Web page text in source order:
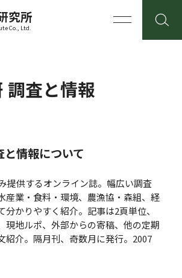
究所
Co., Ltd.
調査と情報
と情報について
提供するオンライン誌。幅広い調査
産業・食料・環境、農漁協・森組、経
分かりやすく紹介。記事は2頁単位、
現地ルポ、外部からの寄稿、他の定期
紹介。隔月刊、奇数月に発行。2007